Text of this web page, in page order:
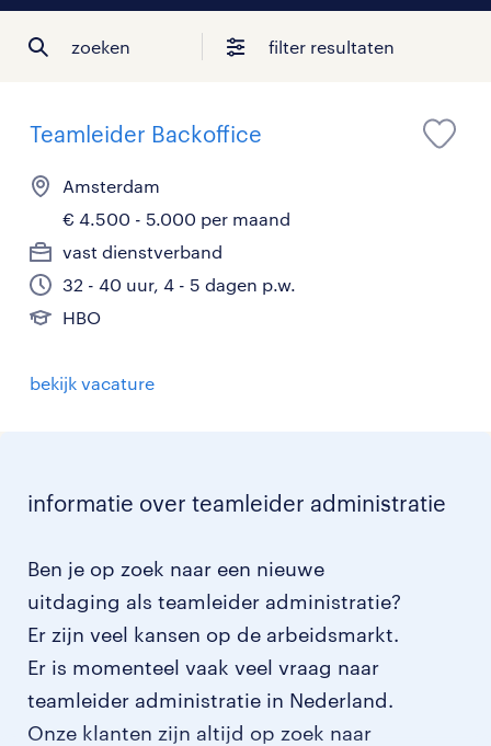
zoeken filter resultaten
Teamleider Backoffice
Amsterdam
€ 4.500 - 5.000 per maand
vast dienstverband
32 - 40 uur, 4 - 5 dagen p.w.
HBO
bekijk vacature
informatie over teamleider administratie
Ben je op zoek naar een nieuwe
uitdaging als teamleider administratie?
Er zijn veel kansen op de arbeidsmarkt.
Er is momenteel vaak veel vraag naar
teamleider administratie in Nederland.
Onze klanten zijn altijd op zoek naar